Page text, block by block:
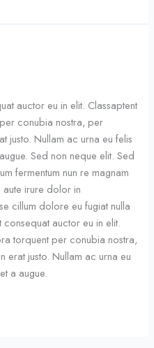
auctor eu in elit. Classaptent
conubia nostra, per
justo. Nullam ac urna eu felis
Sed non neque elit. Sed
fermentum nun re magnam
aute irure dolor in
cillum dolore eu fugiat nulla
consequat auctor eu in elit.
torquent per conubia nostra,
erat justo. Nullam ac urna eu
a augue.